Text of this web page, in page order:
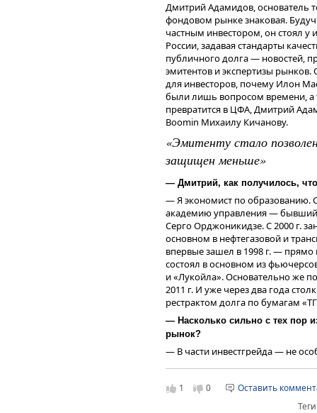
Дмитрий Адамидов, основатель
фондовом рынке знаковая.
частным инвестором, он стоял у
России, задавая стандарты
публичного долга — новостей,
эмитентов и экспертизы
для инвесторов, почему Илон
были лишь вопросом времени, а
превратится в ЦФА, Дмитрий
Boomin Михаилу Кичанову.
«Эмитенту стало
защищен меньше»
— Дмитрий, как получилось,
— Я экономист по образованию.
академию управления — бывший
Серго Орджоникидзе. С 2000 г.
основном в нефтегазовой и
впервые зашел в 1998 г. —
состоял в основном из
и «Лукойла». Основательно же
2011 г. И уже через два года
рестрактом долга по бумагам
— Насколько сильно с тех пор
рынок?
— В части инвестгрейда — не
(высокодоходные облигации —
изменилось и регулирование. В
1 0
Оставить